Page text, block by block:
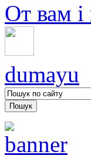
От вам і
dumayu